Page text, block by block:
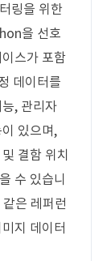
링을 위한
을 선호
스가 포함
데이터를
, 관리자
있으며,
결함 위치
수 있습니
은 레퍼런
지 데이터